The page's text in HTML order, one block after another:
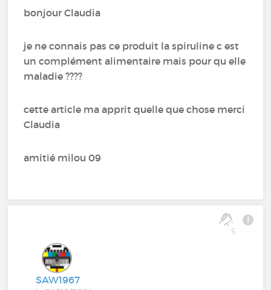
bonjour Claudia
je ne connais pas ce produit la spiruline c est
un complément alimentaire mais pour qu elle
maladie ????
cette article ma apprit quelle que chose merci
Claudia
amitié milou 09
5
SAW1967